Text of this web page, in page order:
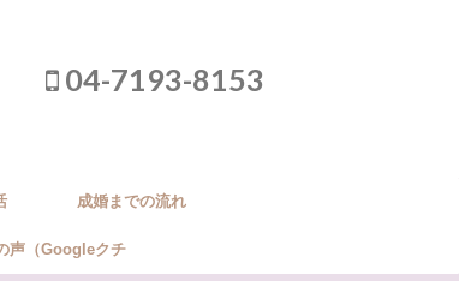
04-7193-8153
成婚までの流れ
声（Googleクチ